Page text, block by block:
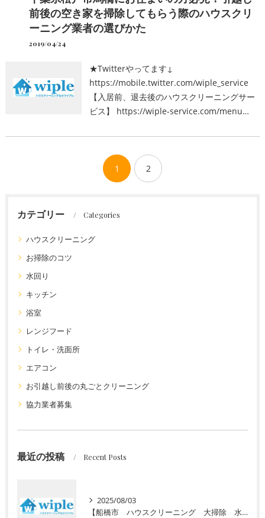
前後の空き家を掃除してもらう際のハウスクリ
ーニング業者の選びかた
2019/04/24
★Twitterやってます↓
https://mobile.twitter.com/wiple_service
【入居前、退去後のハウスクリーニングサー
ビス】 https://wiple-service.com/menu…
1 2
カテゴリー Categories
ハウスクリーニング
お掃除のコツ
水回り
キッチン
浴室
レンジフード
トイレ・洗面所
エアコン
お引越し前後の丸ごとクリーニング
協力業者募集
最近の投稿 Recent Posts
2025/08/03
【船橋市 ハウスクリーニング 大掃除 水回り】高齢者向けの定期清掃サービスをご紹介！ 初回お試し半額キャンペーン実施中